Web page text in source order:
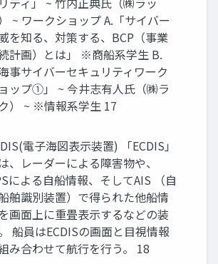
~ ワークショップ A.「サイバー
を知る、対策する、BCP（事業
計画）とは」 ※商船系学生 B.
海事サイバーセキュリティワーク
ップ①」 ~ 今井志有人氏（㈱ラ
） ~ ※情報系学生 17
電子海図表示装置) 「ECDIS」
、レーダーによる障害物や、
による自船情報、そしてAIS （自
舶識別装置）で得られた他船情
画面上に重畳表示するなどの装
船員はECDISの画面と目視情報
み合わせて航⾏を⾏う。 18